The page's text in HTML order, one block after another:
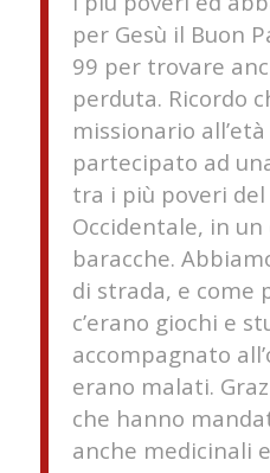
per Gesù il Buon
99 per trovare
perduta. Ricordo
missionario
partecipato ad
tra i più poveri del
Occidentale, in
baracche.
di strada, e come
c’erano giochi e
accompagnato
erano malati.
che hanno
anche medicinali